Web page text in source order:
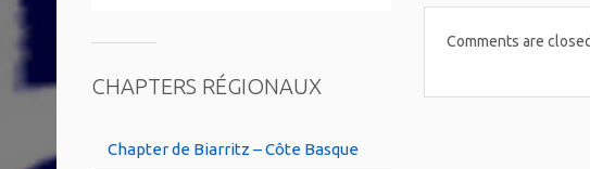
Comments are
CHAPTERS RÉGIONAUX
Chapter de Biarritz – Côte Basque